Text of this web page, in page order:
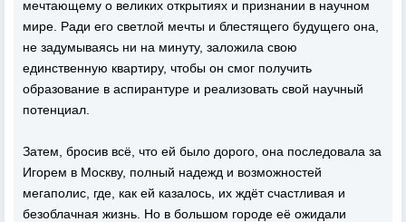
мечтающему о великих открытиях и признании в научном
мире. Ради его светлой мечты и блестящего будущего она,
не задумываясь ни на минуту, заложила свою
единственную квартиру, чтобы он смог получить
образование в аспирантуре и реализовать свой научный
потенциал.
Затем, бросив всё, что ей было дорого, она последовала за
Игорем в Москву, полный надежд и возможностей
мегаполис, где, как ей казалось, их ждёт счастливая и
безоблачная жизнь. Но в большом городе её ожидали